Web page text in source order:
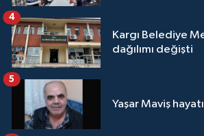
Kargı Belediye
dağılımı değişti
4
Yaşar Maviş
5